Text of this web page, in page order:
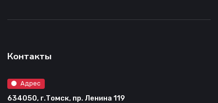
Контакты
Адрес
634050, г.Томск, пр. Ленина 119